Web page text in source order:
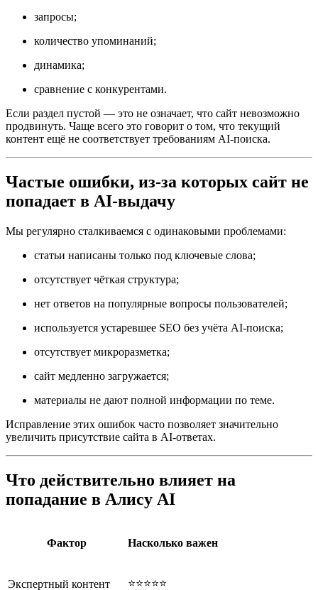
запросы;
количество упоминаний;
динамика;
сравнение с конкурентами.
Если раздел пустой — это не означает, что сайт невозможно
продвинуть. Чаще всего это говорит о том, что текущий
контент ещё не соответствует требованиям AI-поиска.
Частые ошибки, из-за которых сайт не
попадает в AI-выдачу
Мы регулярно сталкиваемся с одинаковыми проблемами:
статьи написаны только под ключевые слова;
отсутствует чёткая структура;
нет ответов на популярные вопросы пользователей;
используется устаревшее SEO без учёта AI-поиска;
отсутствует микроразметка;
сайт медленно загружается;
материалы не дают полной информации по теме.
Исправление этих ошибок часто позволяет значительно
увеличить присутствие сайта в AI-ответах.
Что действительно влияет на
попадание в Алису AI
Фактор Насколько важен
Экспертный контент ⭐⭐⭐⭐⭐